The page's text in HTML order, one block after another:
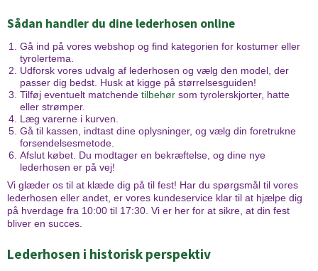
Sådan handler du dine lederhosen online
Gå ind på vores webshop og find kategorien for kostumer eller
tyrolertema.
Udforsk vores udvalg af lederhosen og vælg den model, der
passer dig bedst. Husk at kigge på størrelsesguiden!
Tilføj eventuelt matchende tilbehørsom tyrolerskjorter, hatte
eller strømper.
Læg varerne i kurven.
Gå til kassen, indtast dine oplysninger, og vælg din foretrukne
forsendelsesmetode.
Afslut købet. Du modtager en bekræftelse, og dine nye
lederhosen er på vej!
Vi glæder os til at klæde dig på til fest! Har du spørgsmål til vores
lederhosen eller andet, er vores kundeservice klar til at hjælpe dig
på hverdage fra 10:00 til 17:30. Vi er her for at sikre, at din fest
bliver en succes.
Lederhosen i historisk perspektiv